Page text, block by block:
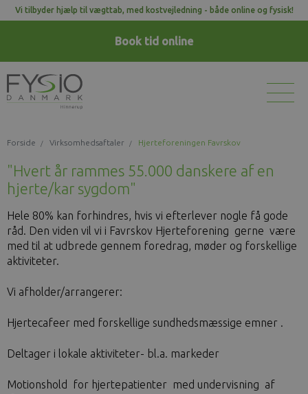
Vi tilbyder hjælp til vægttab, med kostvejledning - både online og fysisk!
Book tid online
Forside Virksomhedsaftaler Hjerteforeningen Favrskov
"Hvert år rammes 55.000 danskere af en
hjerte/kar sygdom"
Hele 80% kan forhindres, hvis vi efterlever nogle få gode
råd. Den viden vil vi i Favrskov Hjerteforening gerne være
med til at udbrede gennem foredrag, møder og forskellige
aktiviteter.
Vi afholder/arrangerer:
Hjertecafeer med forskellige sundhedsmæssige emner .
Deltager i lokale aktiviteter- bl.a. markeder
Motionshold for hjertepatienter med undervisning af